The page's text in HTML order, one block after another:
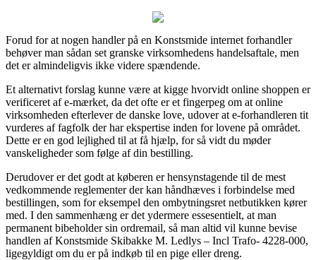
Forud for at nogen handler på en Konstsmide internet forhandler
behøver man sådan set granske virksomhedens handelsaftale, men
det er almindeligvis ikke videre spændende.
Et alternativt forslag kunne være at kigge hvorvidt online shoppen er
verificeret af e-mærket, da det ofte er et fingerpeg om at online
virksomheden efterlever de danske love, udover at e-forhandleren tit
vurderes af fagfolk der har ekspertise inden for lovene på området.
Dette er en god lejlighed til at få hjælp, for så vidt du møder
vanskeligheder som følge af din bestilling.
Derudover er det godt at køberen er hensynstagende til de mest
vedkommende reglementer der kan håndhæves i forbindelse med
bestillingen, som for eksempel den ombytningsret netbutikken kører
med. I den sammenhæng er det ydermere essesentielt, at man
permanent bibeholder sin ordremail, så man altid vil kunne bevise
handlen af Konstsmide Skibakke M. Ledlys – Incl Trafo- 4228-000,
ligegyldigt om du er på indkøb til en pige eller dreng.